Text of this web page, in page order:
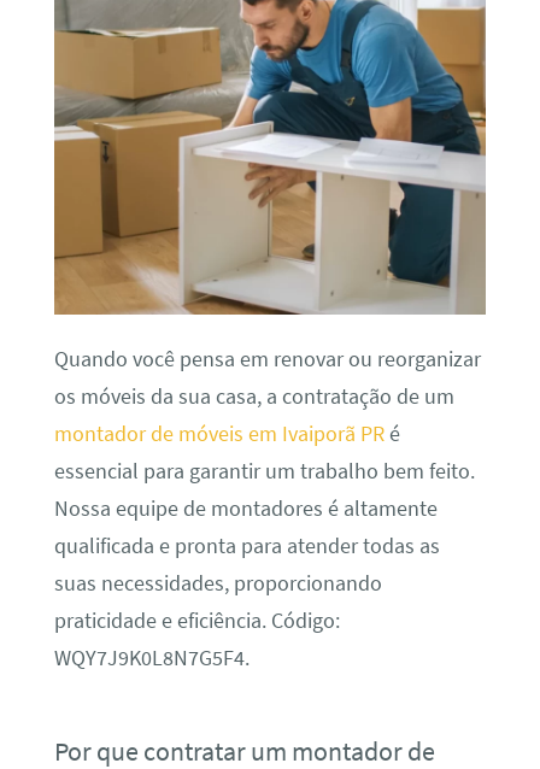
Quando você pensa em renovar ou reorganizar
os móveis da sua casa, a contratação de um
montador de móveis em Ivaiporã PRé
essencial para garantir um trabalho bem feito.
Nossa equipe de montadores é altamente
qualificada e pronta para atender todas as
suas necessidades, proporcionando
praticidade e eficiência. Código:
WQY7J9K0L8N7G5F4.
Por que contratar um montador de